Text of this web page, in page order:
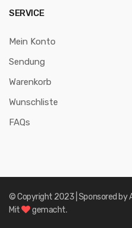
SERVICE
Mein Konto
Sendung
Warenkorb
Wunschliste
FAQs
© Copyright 2023 | Sponsored by
Mit
gemacht.